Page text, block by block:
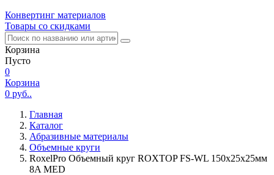
Конвертинг материалов
Товары со скидками
Корзина
Пусто
0
Корзина
0 руб..
Главная
Каталог
Абразивные материалы
Объемные круги
RoxelPro Объемный круг ROXTOP FS-WL 150х25х25мм
8A MED